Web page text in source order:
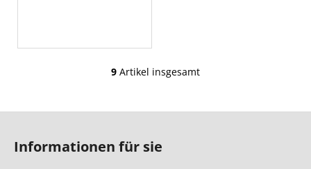
S
e
r
9 Artikel insgesamt
Informationen für sie